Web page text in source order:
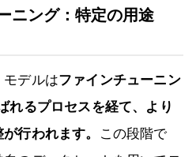
ニング：特定の用途
デルはファインチューニン
れるプロセスを経て、より
行われます。
この段階で